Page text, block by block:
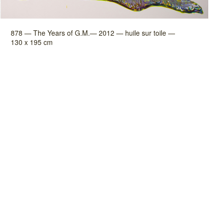
878 — The Years of G.M.— 2012 — huile sur toile —
130 x 195 cm